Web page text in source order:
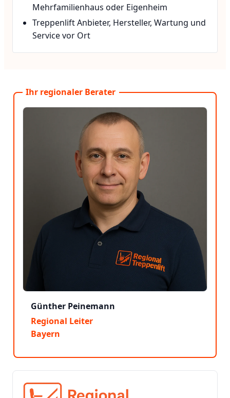
Mehrfamilienhaus oder Eigenheim
Treppenlift Anbieter, Hersteller, Wartung und
Service vor Ort
Ihr regionaler Berater
Günther Peinemann
Regional Leiter
Bayern